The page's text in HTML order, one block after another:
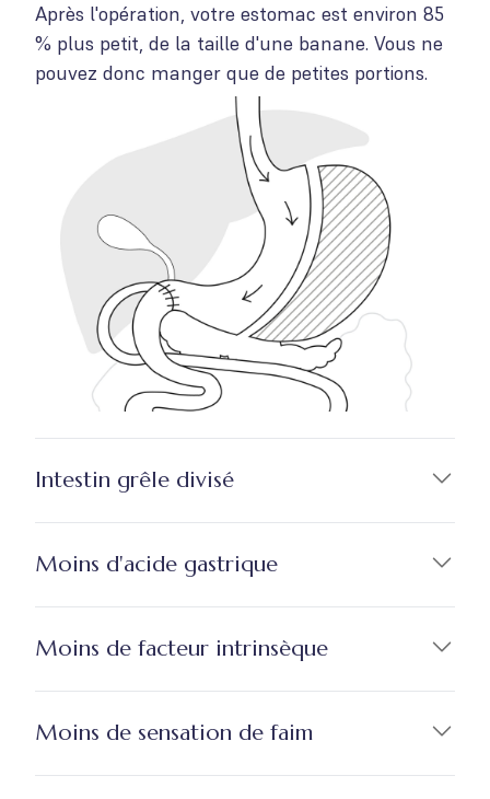
Après l'opération, votre estomac est environ 85
% plus petit, de la taille d'une banane. Vous ne
pouvez donc manger que de petites portions.
Intestin grêle divisé
Moins d'acide gastrique
Moins de facteur intrinsèque
Moins de sensation de faim